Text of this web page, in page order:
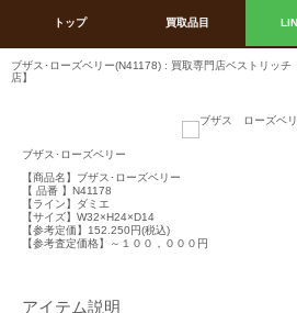
トップ 買取品目
ブザス･ローズベリー(N41178) : 買取専門店ベストリッ
店】
ブザス･ローズベリー
【商品名】ブザス･ローズベリー
【 品番 】N41178
【ライン】ダミエ
【サイズ】W32×H24×D14
【参考定価】152.250円(税込)
【参考査定価格】～１００，０００円
アイテム説明